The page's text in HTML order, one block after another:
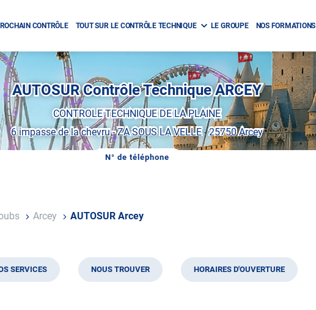
CONTRÔLE TOUT SUR LE CONTRÔLE TECHNIQUE LE GROUPE NOS FORMATIONS
AUTOSUR Contrôle Technique ARCEY
CONTROLE TECHNIQUE DE LA PLAINE
6 impasse de la chevru-ZA SOUS LA VELLE-25750 Arcey
N° de téléphone
AFFICHER
CENTRE
Arcey AUTOSUR Arcey
SERVICES NOUS TROUVER HORAIRES D'OUVERTURE